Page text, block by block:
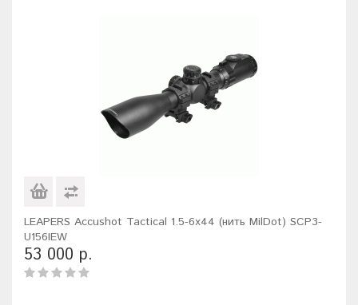
LEAPERS Accushot Tactical 1.5-6x44 (нить MilDot) SCP3-
U156IEW
53 000 р.